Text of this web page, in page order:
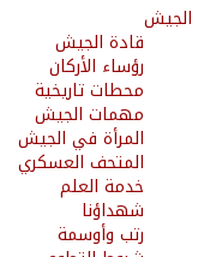
الجيش
قادة الجيش
رؤساء الأركان
محطات تاريخية
مهمات الجيش
المرأة في الجيش
المتحف العسكري
خدمة العلم
شهداؤنا
رتب وأوسمة